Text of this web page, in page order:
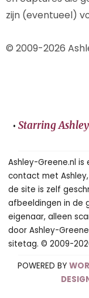
zijn (eventueel)
© 2009-2026
• Starring
Ashley-Greene.nl
contact met
de site is zelf
afbeeldingen in de
eigenaar, alleen
door Ashley-
sitetag. © 2009-
POWERED BY